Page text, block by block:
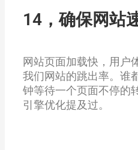
14，确保网站
网站页面加载快，用户
我们网站的跳出率。谁
钟等待一个页面不停的
引擎优化提及过。